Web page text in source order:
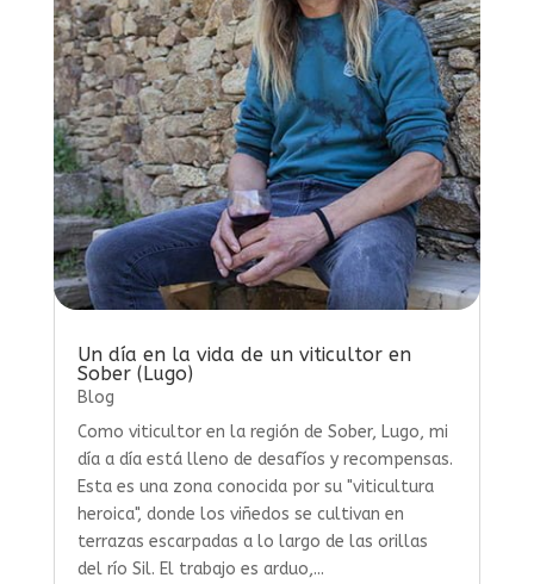
Un día en la vida de un viticultor en
Sober (Lugo)
Blog
Como viticultor en la región de Sober, Lugo, mi
día a día está lleno de desafíos y recompensas.
Esta es una zona conocida por su "viticultura
heroica", donde los viñedos se cultivan en
terrazas escarpadas a lo largo de las orillas
del río Sil. El trabajo es arduo,...